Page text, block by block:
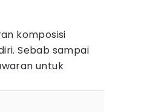
komposisi
Sebab sampai
untuk